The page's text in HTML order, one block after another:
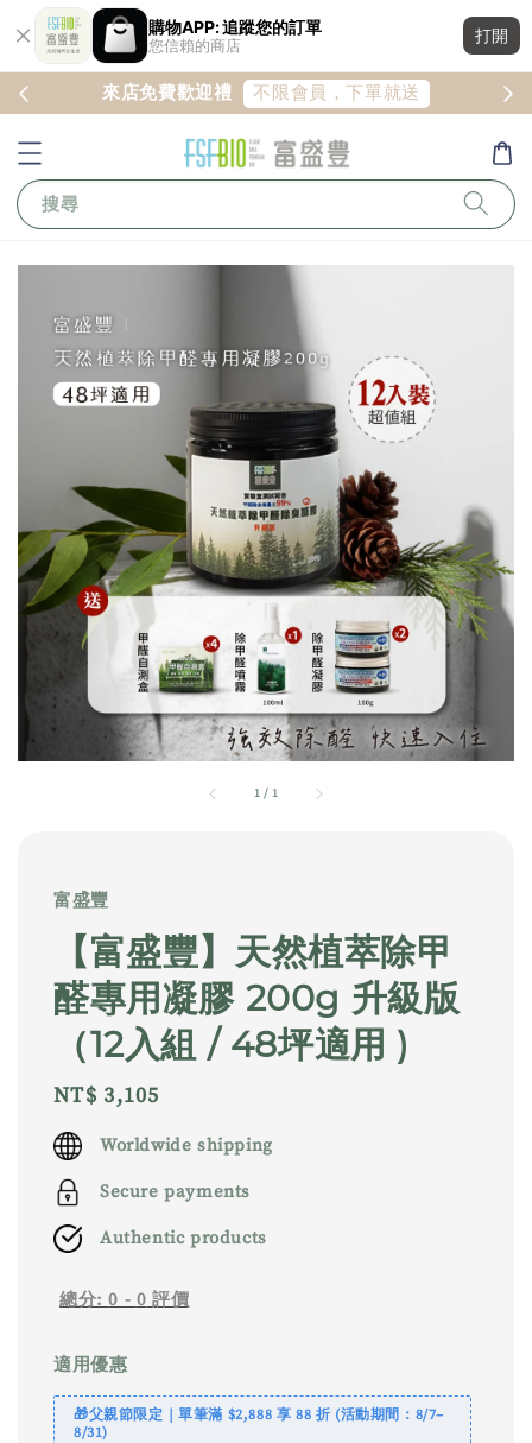
購物APP: 追蹤您的訂單
您信賴的商店
打開
冊 來店免費歡迎禮 不限會員，下單就送
搜尋
1 / 1
富盛豐
【富盛豐】天然植萃除甲
醛專用凝膠 200g 升級版
（12入組 / 48坪適用 )
Regular
price
NT$ 3,105
Worldwide shipping
Secure payments
Authentic products
總分:0 - 0 評價
適用優惠
🎁父親節限定｜單筆滿 $2,888 享 88 折 (活動期間：8/7–
8/31)